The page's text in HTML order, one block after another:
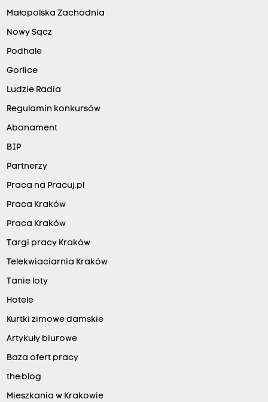
Małopolska Zachodnia
Nowy Sącz
Podhale
Gorlice
Ludzie Radia
Regulamin konkursów
Abonament
BIP
Partnerzy
Praca na Pracuj.pl
Praca Kraków
Praca Kraków
Targi pracy Kraków
Telekwiaciarnia Kraków
Tanie loty
Hotele
Kurtki zimowe damskie
Artykuły biurowe
Baza ofert pracy
the:blog
Mieszkania w Krakowie